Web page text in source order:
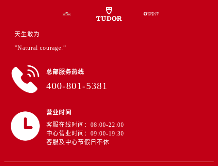
天生敢为
"Natural courage.”
总部服务热线
400-801-5381
营业时间
客服在线时间：08:00-22:00
中心营业时间：09:00-19:30
客服及中心节假日不休